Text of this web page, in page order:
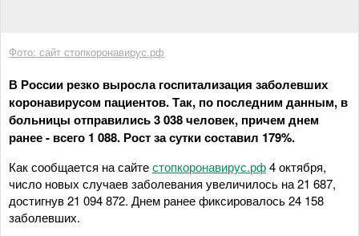
Фото: сайт стопкоронавирус.рф
В России резко выросла госпитализация заболевших
коронавирусом пациентов. Так, по последним данным, в
больницы отправились 3 038 человек, причем днем
ранее - всего 1 088. Рост за сутки составил 179%.
Как сообщается на сайтестопкоронавирус.рф4 октября,
число новых случаев заболевания увеличилось на 21 687,
достигнув 21 094 872. Днем ранее фиксировалось 24 158
заболевших.